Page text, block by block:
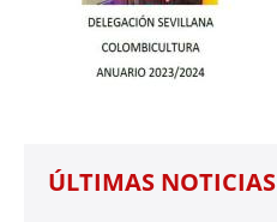
ÚLTIMAS NOTICIAS